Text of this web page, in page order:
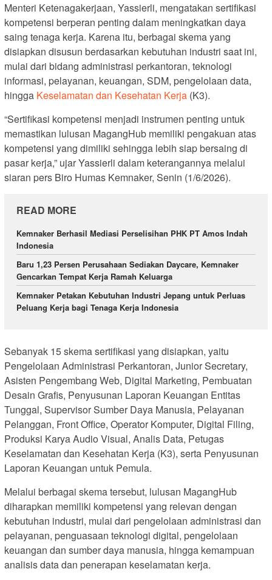
Menteri Ketenagakerjaan, Yassierli, mengatakan sertifikasi
kompetensi berperan penting dalam meningkatkan daya
saing tenaga kerja. Karena itu, berbagai skema yang
disiapkan disusun berdasarkan kebutuhan industri saat ini,
mulai dari bidang administrasi perkantoran, teknologi
informasi, pelayanan, keuangan, SDM, pengelolaan data,
hingga Keselamatan dan Kesehatan Kerja (K3).
“Sertifikasi kompetensi menjadi instrumen penting untuk
memastikan lulusan MagangHub memiliki pengakuan atas
kompetensi yang dimiliki sehingga lebih siap bersaing di
pasar kerja,” ujar Yassierli dalam keterangannya melalui
siaran pers Biro Humas Kemnaker, Senin (1/6/2026).
READ MORE
Kemnaker Berhasil Mediasi Perselisihan PHK PT Amos Indah
Indonesia
Baru 1,23 Persen Perusahaan Sediakan Daycare, Kemnaker
Gencarkan Tempat Kerja Ramah Keluarga
Kemnaker Petakan Kebutuhan Industri Jepang untuk Perluas
Peluang Kerja bagi Tenaga Kerja Indonesia
Sebanyak 15 skema sertifikasi yang disiapkan, yaitu
Pengelolaan Administrasi Perkantoran, Junior Secretary,
Asisten Pengembang Web, Digital Marketing, Pembuatan
Desain Grafis, Penyusunan Laporan Keuangan Entitas
Tunggal, Supervisor Sumber Daya Manusia, Pelayanan
Pelanggan, Front Office, Operator Komputer, Digital Filing,
Produksi Karya Audio Visual, Analis Data, Petugas
Keselamatan dan Kesehatan Kerja (K3), serta Penyusunan
Laporan Keuangan untuk Pemula.
Melalui berbagai skema tersebut, lulusan MagangHub
diharapkan memiliki kompetensi yang relevan dengan
kebutuhan industri, mulai dari pengelolaan administrasi dan
pelayanan, penguasaan teknologi digital, pengelolaan
keuangan dan sumber daya manusia, hingga kemampuan
analisis data dan penerapan keselamatan kerja.